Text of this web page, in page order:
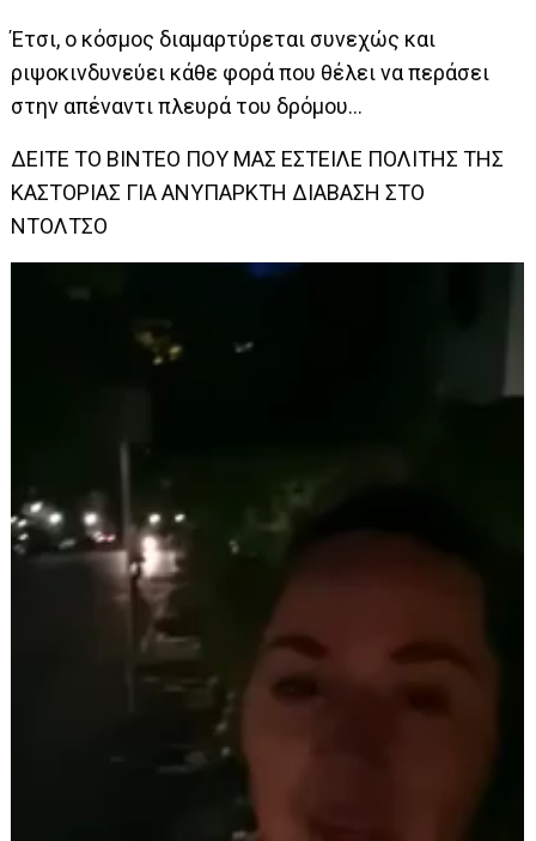
Έτσι, ο κόσμος διαμαρτύρεται συνεχώς και
ριψοκινδυνεύει κάθε φορά που θέλει να περάσει
στην απέναντι πλευρά του δρόμου…
ΔΕΙΤΕ ΤΟ ΒΙΝΤΕΟ ΠΟΥ ΜΑΣ ΕΣΤΕΙΛΕ ΠΟΛΙΤΗΣ ΤΗΣ
ΚΑΣΤΟΡΙΑΣ ΓΙΑ ΑΝΥΠΑΡΚΤΗ ΔΙΑΒΑΣΗ ΣΤΟ
ΝΤΟΛΤΣΟ